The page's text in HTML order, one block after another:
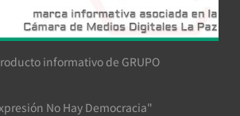
informativo de GRUPO
No Hay Democracia"